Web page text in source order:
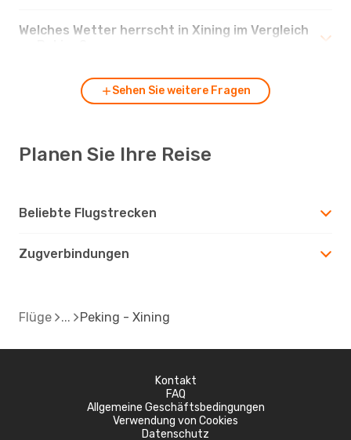
Welches Wetter herrscht in Xining im Vergleich
Sehen Sie weitere Fragen
Planen Sie Ihre Reise
Beliebte Flugstrecken
Zugverbindungen
Flüge Peking - Xining
Kontakt
FAQ
Allgemeine Geschäftsbedingungen
Verwendung von Cookies
Datenschutz